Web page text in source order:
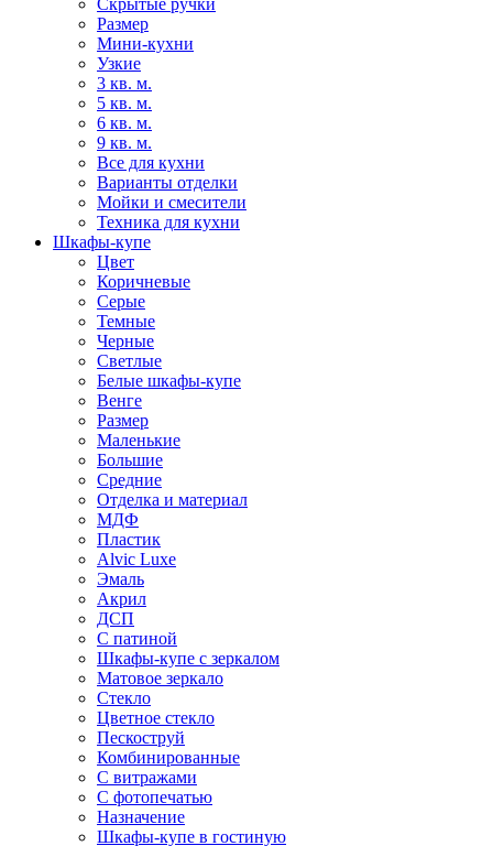
Скрытые ручки
Размер
Мини-кухни
Узкие
3 кв. м.
5 кв. м.
6 кв. м.
9 кв. м.
Все для кухни
Варианты отделки
Мойки и смесители
Техника для кухни
Шкафы-купе
Цвет
Коричневые
Серые
Темные
Черные
Светлые
Белые шкафы-купе
Венге
Размер
Маленькие
Большие
Средние
Отделка и материал
МДФ
Пластик
Alvic Luxe
Эмаль
Акрил
ДСП
С патиной
Шкафы-купе с зеркалом
Матовое зеркало
Стекло
Цветное стекло
Пескоструй
Комбинированные
С витражами
С фотопечатью
Назначение
Шкафы-купе в гостиную